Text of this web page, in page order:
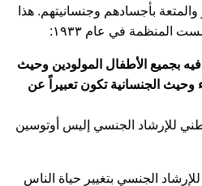
بأجسادهم وجنسانيتهم. هذا
المنظمة في عام ١٩٣٣:
بجميع الأطفال المولودين وحيث
وحيث الجنسانية تكون تعبيراً عن
للإرشاد الجنسي إليس أوتوسين
الجنسي بتغيير حياة الناس